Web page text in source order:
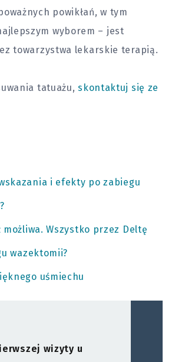
powikłań, w tym
wyborem – jest
towarzystwa lekarskie terapią.
tatuażu, skontaktuj się ze
i efekty po zabiegu
Wszystko przez Deltę
wazektomii?
uśmiechu
wizyty u